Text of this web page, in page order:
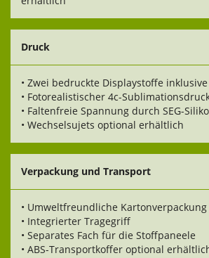
Druck
• Zwei bedruckte Displaystoffe inklusive
• Fotorealistischer 4c-
• Faltenfreie Spannung durch SEG-
• Wechselsujets optional erhältlich
Verpackung und Transport
• Umweltfreundliche
• Integrierter Tragegriff
• Separates Fach für die Stoffpaneele
• ABS-Transportkoffer optional